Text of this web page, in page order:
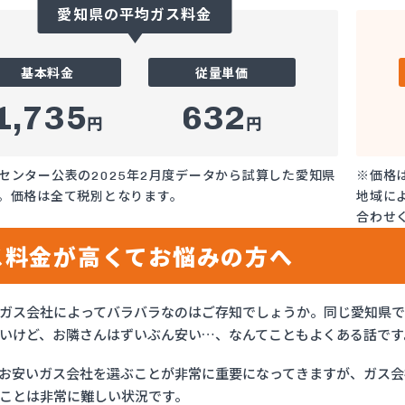
愛知県の平均ガス料金
基本料金
円
従量単価
632円
ンター公表の2025年2月度データから試算した愛知県
価格は全て税別となります。
※価格
地域に
合わせ
金が高くてお悩みの方へ
ス会社によってバラバラなのはご存知でしょうか。同じ愛知県
けど、お隣さんはずいぶん安い…、なんてこともよくある話で
安いガス会社を選ぶことが非常に重要になってきますが、ガ
とは非常に難しい状況です。